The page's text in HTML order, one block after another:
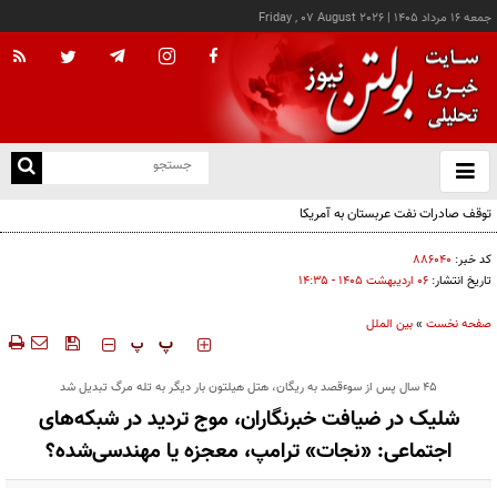
جمعه ۱۶ مرداد ۱۴۰۵ |
Friday , 07 August 2026
باز
و
توقف صادرات نفت عربستان به آمریکا
کد خبر: ۸۸۶۰۴۰
تاریخ انتشار: ۰۶ ارديبهشت ۱۴۰۵ - ۱۴:۳۵
صفحه نخست »بین الملل
‍‍‍ پ پ
۴۵ سال پس از سوءقصد به ریگان، هتل هیلتون بار دیگر به تله مرگ تبدیل شد
شلیک در ضیافت خبرنگاران، موج تردید در شبکه‌های
اجتماعی: «نجات» ترامپ، معجزه یا مهندسی‌شده؟